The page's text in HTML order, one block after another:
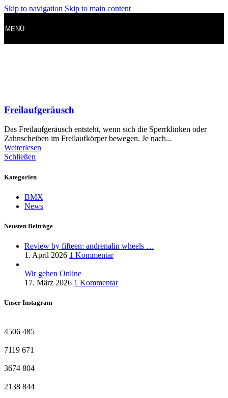
Skip to navigation Skip to main content
MENÜ
Freilaufgeräusch
Das Freilaufgeräusch entsteht, wenn sich die Sperrklinken oder
Zahnscheiben im Freilaufkörper bewegen. Je nach...
Weiterlesen
Schließen
Kategorien
BMX
News
Neusten Beiträge
Review by fifteen: andrenalin wheels …
1. April 2026 1 Kommentar
Wir gehen Online
17. März 2026 1 Kommentar
Unser Instagram
4506 485
7119 671
3674 804
2138 844